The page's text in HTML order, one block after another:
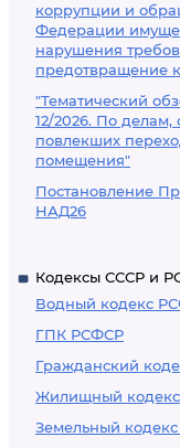
коррупции и
Федерации
нарушения
предотвращение
"Тематический
12/2026. По
повлекших
помещения"
Постановление
НАД26
Кодексы СССР и
Водный кодекс
ГПК РСФСР
Гражданский
Жилищный
Земельный